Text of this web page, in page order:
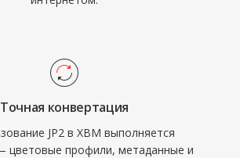
Точная конвертация
JP2 в XBM выполняется
цветовые профили, метаданные и